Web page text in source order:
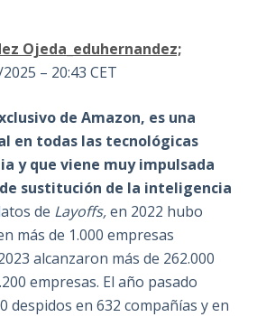
Ojeda _eduhernandez;
– 20:43 CET
de Amazon, es una
en todas las tecnológicas
y que viene muy impulsada
sustitución de la inteligencia
de Layoffs,en 2022 hubo
más de 1.000 empresas
alcanzaron más de 262.000
empresas. El año pasado
despidos en 632 compañías y en